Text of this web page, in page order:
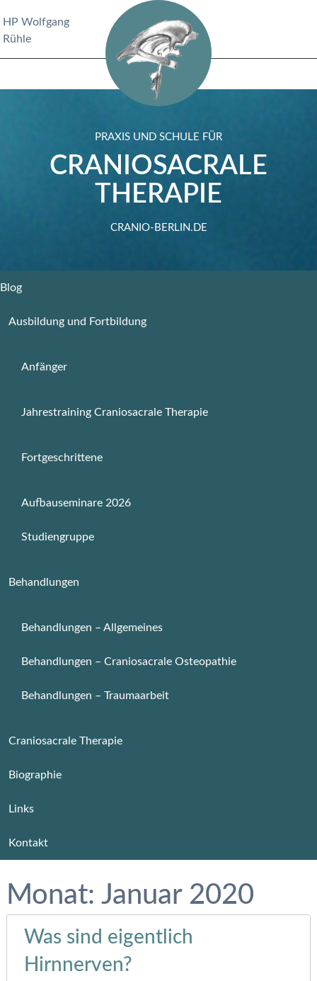
HP Wolfgang
Rühle
PRAXIS UND SCHULE FÜR
CRANIOSACRALE
THERAPIE
CRANIO-BERLIN.DE
Blog
Ausbildung und Fortbildung
Anfänger
Jahrestraining Craniosacrale Therapie
Fortgeschrittene
Aufbauseminare 2026
Studiengruppe
Behandlungen
Behandlungen – Allgemeines
Behandlungen – Craniosacrale Osteopathie
Behandlungen – Traumaarbeit
Craniosacrale Therapie
Biographie
Links
Kontakt
Monat: Januar 2020
Was sind eigentlich
Hirnnerven?